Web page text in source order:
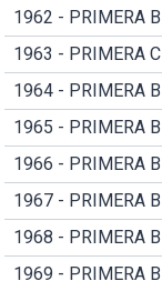
1962 - PRIMERA B
1963 - PRIMERA C
1964 - PRIMERA B
1965 - PRIMERA B
1966 - PRIMERA B
1967 - PRIMERA B
1968 - PRIMERA B
1969 - PRIMERA B